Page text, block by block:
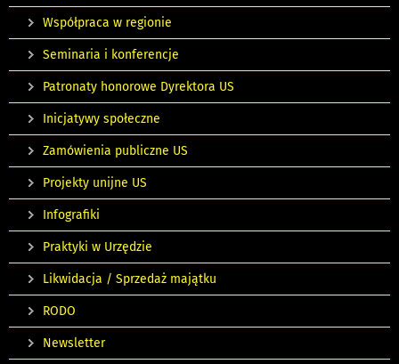
Współpraca w regionie
Seminaria i konferencje
Patronaty honorowe Dyrektora US
Inicjatywy społeczne
Zamówienia publiczne US
Projekty unijne US
Infografiki
Praktyki w Urzędzie
Likwidacja / Sprzedaż majątku
RODO
Newsletter